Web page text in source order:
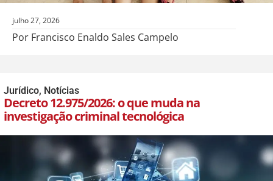
julho 27, 2026
Por Francisco Enaldo Sales Campelo
Jurídico, Notícias
Decreto 12.975/2026: o que muda na
investigação criminal tecnológica